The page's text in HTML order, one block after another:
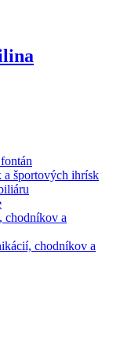
a športových ihrísk
chodníkov a
chodníkov a